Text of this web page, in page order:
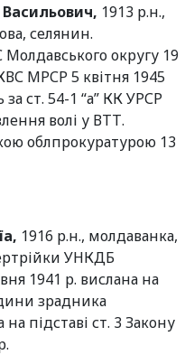
1913 р.н.,
селянин.
округу 19
МРСР 5 квітня 1945
за ст. 54-1 “а” КК УРСР
волі у ВТТ.
облпрокуратурою 13
1916 р.н., молдаванка,
УНКДБ
1941 р. вислана на
зрадника
підставі ст. 3 Закону